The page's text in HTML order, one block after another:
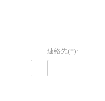
連絡先(*):